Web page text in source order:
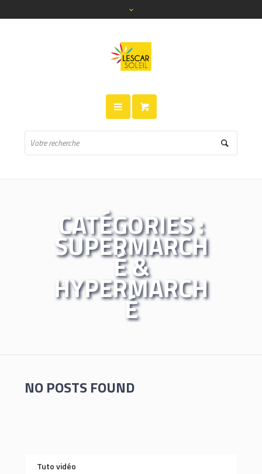
CATÉGORIES :
SUPERMARCH
É &
HYPERMARCH
É
NO POSTS FOUND
Tuto vidéo